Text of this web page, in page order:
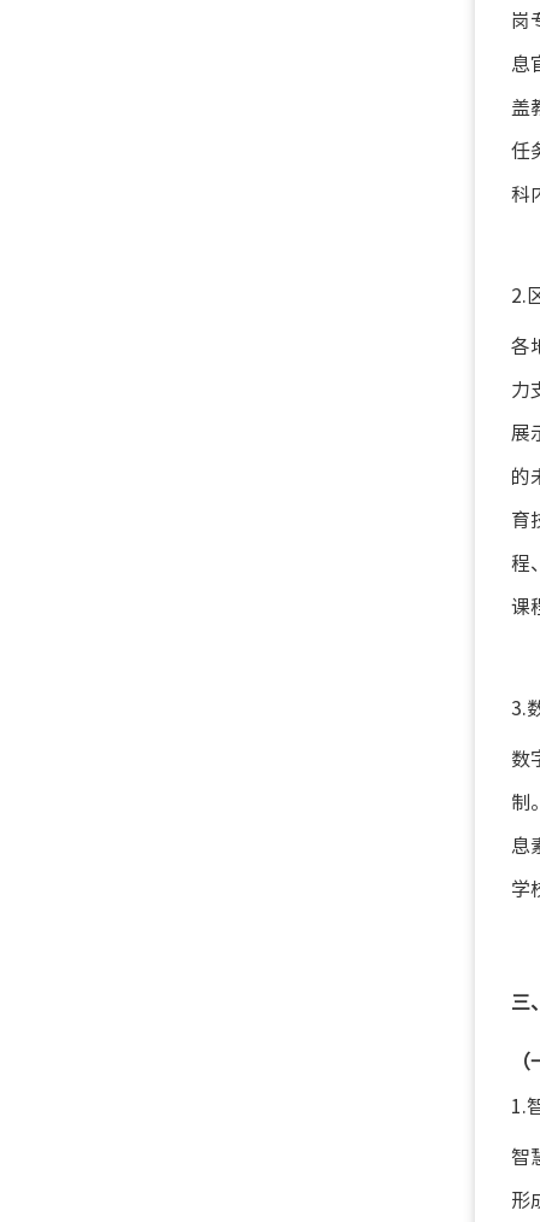
岗
息
盖
任
科
2.
各
力
展
的
育
程
课
3.
数
制
息
学
三
1.
智
形